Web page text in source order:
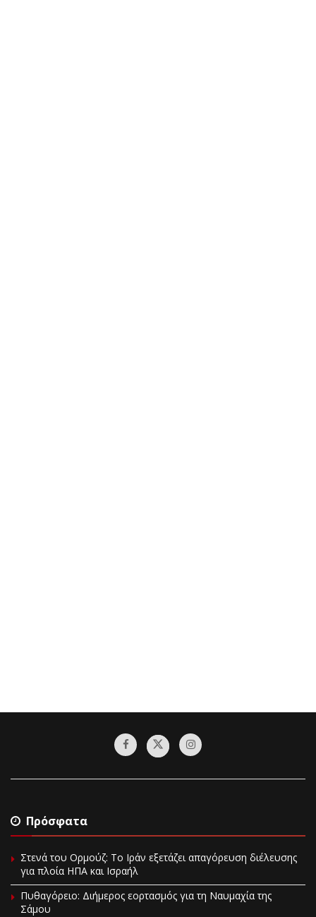
Πρόσφατα
Στενά του Ορμούζ: Το Ιράν εξετάζει απαγόρευση διέλευσης
για πλοία ΗΠΑ και Ισραήλ
Πυθαγόρειο: Διήμερος εορτασμός για τη Ναυμαχία της
Σάμου